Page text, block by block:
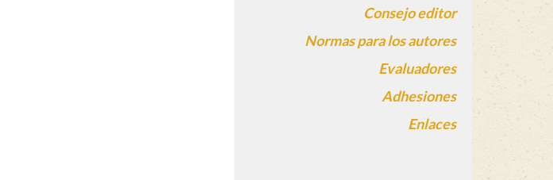
Consejo editor
Normas para los autores
Evaluadores
Adhesiones
Enlaces